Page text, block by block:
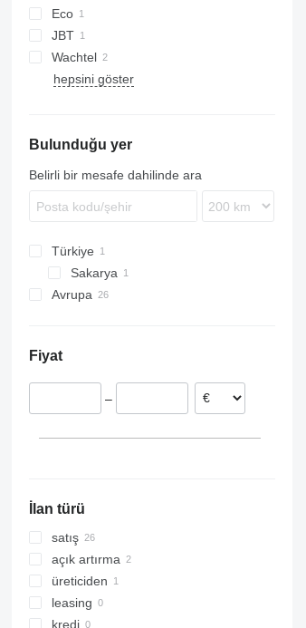
Eco
JBT
Wachtel
hepsini göster
Bulunduğu yer
Belirli bir mesafe dahilinde ara
Türkiye
Sakarya
Avrupa
Hollanda
İsveç
Fiyat
–
İlan türü
satış
açık artırma
üreticiden
leasing
kredi